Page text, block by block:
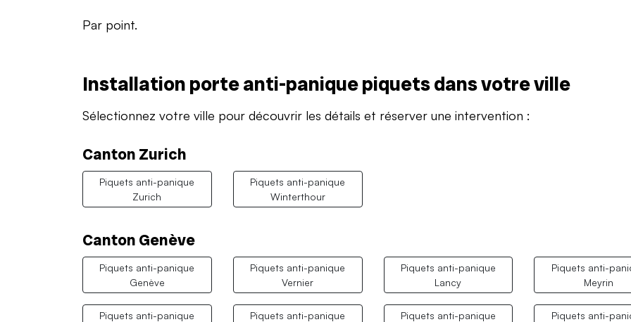
Par point.
Installation porte anti-panique piquets dans votre ville
Sélectionnez votre ville pour découvrir les détails et réserver une intervention :
Canton Zurich
Piquets anti-panique
Zurich
Piquets anti-panique
Winterthour
Canton Genève
Piquets anti-panique
Genève
Piquets anti-panique
Vernier
Piquets anti-panique
Lancy
Piquets anti-
Meyrin
Piquets anti-panique
Piquets anti-panique
Piquets anti-panique
Piquets anti-